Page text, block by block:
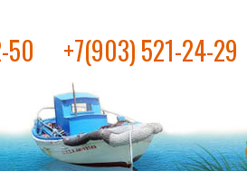
50 +7(903) 521-24-29